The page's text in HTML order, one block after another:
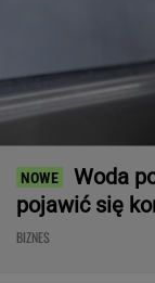
Woda
pojawić się
BIZNES